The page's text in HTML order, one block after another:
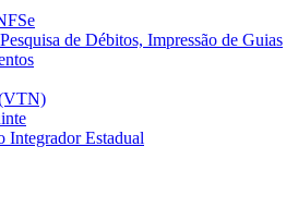
de Débitos, Impressão de Guias
Estadual